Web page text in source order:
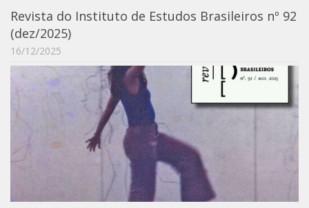
Portais
Portal de Literatura de Cordel
Plataforma Modernismo
Ver – Anita Malfatti
Novos Projetos
Manuel Correia de Andrade
Graduação
Revista do Instituto de Estudos Brasileiros nº 92
(dez/2025)
16/12/2025